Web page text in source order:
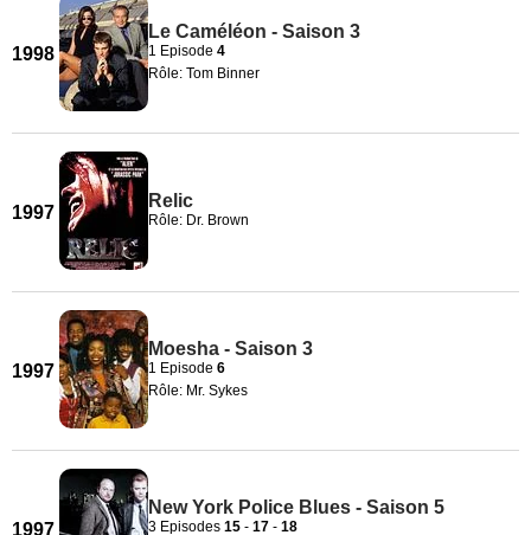
1998
Le Caméléon - Saison 3
1 Episode 4
Rôle: Tom Binner
1997
Relic
Rôle: Dr. Brown
1997
Moesha - Saison 3
1 Episode 6
Rôle: Mr. Sykes
1997
New York Police Blues - Saison 5
3 Episodes 15 - 17 - 18